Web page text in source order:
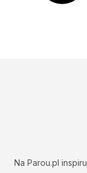
Na Parou.pl